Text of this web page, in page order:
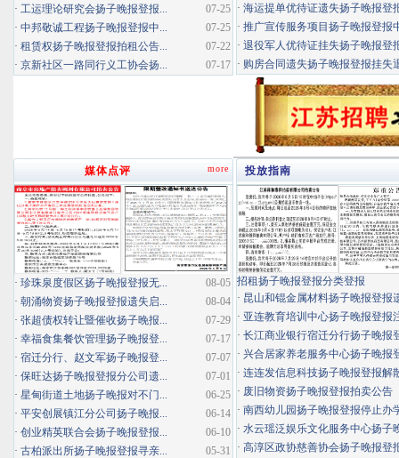
· 海运提单优待证遗失扬子晚报登
· 推广宣传服务项目扬子晚报登报
· 退役军人优待证挂失扬子晚报登
· 购房合同遗失扬子晚报登报挂失
07-25
· 工运理论研究会扬子晚报登报...
07-25
· 中邦敬诚工程扬子晚报登报中...
07-22
· 租赁权扬子晚报登报拍租公告...
07-17
· 京新社区一路同行义工协会扬...
投放指南
招租扬子晚报登报分类登报
· 昆山和锟金属材料扬子晚报登报
· 亚连教育培训中心扬子晚报登报
· 长江商业银行宿迁分行扬子晚报
· 兴合居家养老服务中心扬子晚报
· 连连发信息科技扬子晚报登报解
· 废旧物资扬子晚报登报拍卖公告
· 南西幼儿园扬子晚报登报停止办
· 水云瑶泛娱乐文化服务中心扬子
· 高淳区政协慈善协会扬子晚报登
more
媒体点评
08-05
· 珍珠泉度假区扬子晚报登报无...
08-04
· 朝涌物资扬子晚报登报遗失启...
07-29
· 张超债权转让暨催收扬子晚报...
07-17
· 幸福食集餐饮管理扬子晚报登...
07-07
· 宿迁分行、赵文军扬子晚报登...
07-01
· 保旺达扬子晚报登报分公司遗...
06-25
· 星甸街道土地扬子晚报对不门...
06-14
· 平安创展镇江分公司扬子晚报...
06-10
· 创业精英联合会扬子晚报登报...
05-31
· 古柏派出所扬子晚报登报寻亲...